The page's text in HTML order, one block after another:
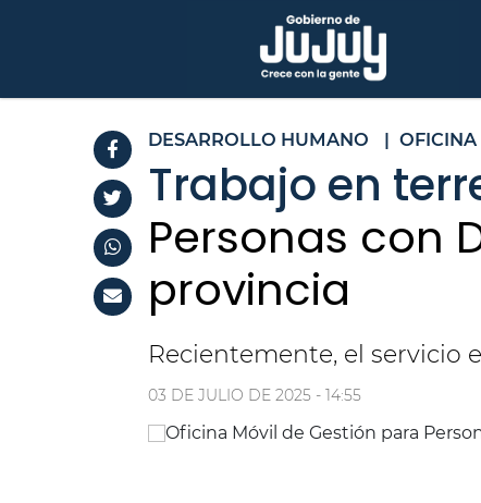
DESARROLLO HUMANO |
Trabajo en
Personas con
provincia
Recientemente, el servicio
03 DE JULIO DE 2025 - 14:55